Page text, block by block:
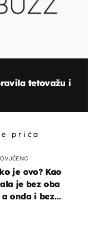
tetovažu i
priča
je ovo? Kao
je bez oba
onda i bez